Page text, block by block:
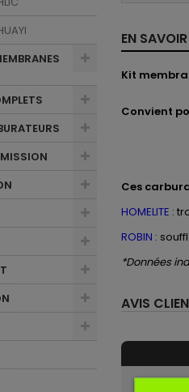
EN
Kit
Convient
Ces
HOMELITE :
ROBIN :
*Données
AVIS